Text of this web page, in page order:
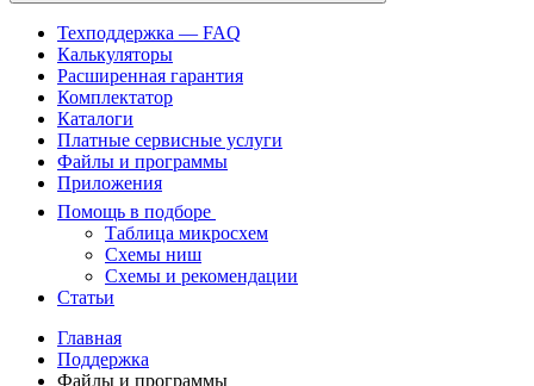
Техподдержка — FAQ
Калькуляторы
Расширенная гарантия
Комплектатор
Каталоги
Платные сервисные услуги
Файлы и программы
Приложения
Помощь в подборе
Таблица микросхем
Схемы ниш
Схемы и рекомендации
Статьи
Главная
Поддержка
Файлы и программы